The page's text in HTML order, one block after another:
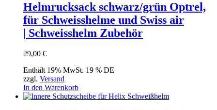
Helmrucksack schwarz/grün Optrel,
für Schweisshelme und Swiss air
| Schweisshelm Zubehör
29,00 €
Enthält 19% MwSt. 19 % DE
zzgl. Versand
In den Warenkorb